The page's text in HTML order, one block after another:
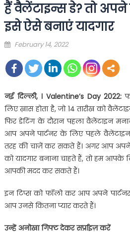
हैं वैलेंटाइन्स डे? तो अपने
इसे ऐसे बनाएं यादगार
Posted
February 14, 2022
नई दिल्ली, । Valentine’s Day 2022:
लिए ख़ास होता है, जो 14 तारीख को
फिर डेटिंग के दौरान पहला वैलेंटाइन
आप अपने पार्टनर के लिए पहले
तरह की चाज़ें कर सकते हैं। अगर आप
को यादगार बनाना चाहते हैं, तो हम
आपकी मदद कर सकते हैं।
इन टिप्स को फॉलो कर आप अपने
आप उनसे कितना प्यार करते हैं।
उन्हें अनोखा गिफ्ट देकर सर्प्राइज़ करें